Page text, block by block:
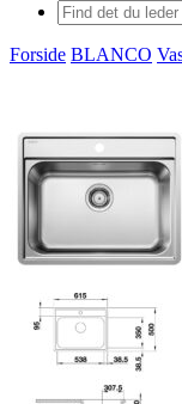
Forside BLANCO